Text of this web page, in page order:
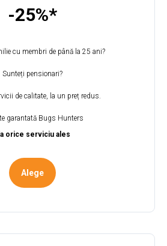
-25%*
cu membri de până la 25 ani?
Sunteți pensionari?
de calitate, la un preț redus.
garantată Bugs Hunters
orice serviciu ales
Alege